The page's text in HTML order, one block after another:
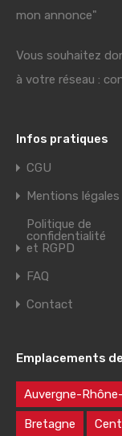
mon annonce"
Vous souhaitez
à votre réseau :
Infos pratiques
CGU
Mentions légales
Politique de
confidentialité
et RGPD
FAQ
Contact
Emplacements
Auvergne-
Bretagne